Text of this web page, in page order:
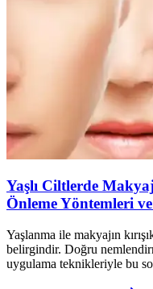
Yaşlı Ciltlerde
Önleme Yöntemleri
Yaşlanma ile makyajın
belirgindir. Doğru
uygulama teknikleriyle bu